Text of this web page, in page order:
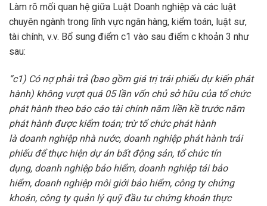
Làm rõ mối quan hệ giữa Luật Doanh nghiệp và các luật
chuyên ngành trong lĩnh vực ngân hàng, kiểm toán, luật sư,
tài chính, v.v. Bổ sung điểm c1 vào sau điểm c khoản 3 như
sau:
“c1) Có nợ phải trả (bao gồm giá trị trái phiếu dự kiến phát
hành) không vượt quá 05 lần vốn chủ sở hữu của tổ chức
phát hành theo báo cáo tài chính năm liền kề trước năm
phát hành được kiểm toán; trừ tổ chức phát hành
là doanh nghiệp nhà nước, doanh nghiệp phát hành trái
phiếu để thực hiện dự án bất động sản, tổ chức tín
dụng, doanh nghiệp bảo hiểm, doanh nghiệp tái bảo
hiểm, doanh nghiệp môi giới bảo hiểm, công ty chứng
khoán, công ty quản lý quỹ đầu tư chứng khoán thực